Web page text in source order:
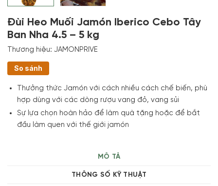
Đùi Heo Muối Jamón Iberico Cebo Tây
Ban Nha 4.5 – 5 kg
Thương hiệu: JAMONPRIVE
So sánh
Thưởng thức Jamón với cách nhiều cách chế biến, phù
hợp dùng với các dòng rượu vang đỏ, vang sủi
Sự lựa chọn hoàn hảo để làm quà tặng hoặc để bắt
đầu làm quen với thế giới jamón
MÔ TẢ
THÔNG SỐ KỸ THUẬT